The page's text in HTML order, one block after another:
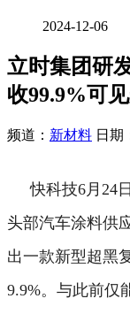
2024-12-06
立时集团研
收99.9%可
频道： 新材料 日期
快科技6月24
头部汽车涂料供
出一款新型超黑
9.9%。 与此前仅